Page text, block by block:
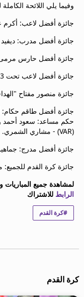
إلى
قائمة
النشرة
الإخبارية
اتصل بنا
beIN CONNECT
MEDIA GROUP
ترددات beIN SPORTS
الأسئلة الأكثر
دليل التلفاز
احصل على beIN
معلومات عن هذا
وفيما يلي اللائحة
جائزة أفضل لاعب:
جائزة أفضل مدرب:
جائزة أفضل حارس
جائزة أفضل لاعب تحت 23 عاماً: أيوب العلوي | لاعب نادي الغرافة.
جائزة منصور مفتاح
جائزة أفضل طاقم
حكم مساعد: سعود
(VAR) - مشاري الشمري.
جائزة أفضل مدرج:
جائزة كرة القدم للجميع:
لمشاهدة جميع المباريات
الرابط للاشتراك
#كرة القدم
كرة القدم